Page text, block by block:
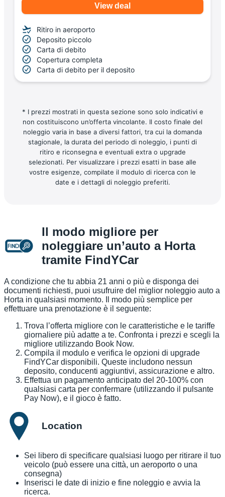
View deal
Ritiro in aeroporto
Deposito piccolo
Carta di debito
Copertura completa
Carta di debito per il deposito
* I prezzi mostrati in questa sezione sono solo indicativi e
non costituiscono un’offerta vincolante. Il costo finale del
noleggio varia in base a diversi fattori, tra cui la domanda
stagionale, la durata del periodo di noleggio, i punti di
ritiro e riconsegna e eventuali extra o upgrade
selezionati. Per visualizzare i prezzi esatti in base alle
vostre esigenze, compilate il modulo di ricerca con le
date e i dettagli di noleggio preferiti.
Il modo migliore per
noleggiare un’auto a Horta
tramite FindYCar
A condizione che tu abbia 21 anni o più e disponga dei
documenti richiesti, puoi usufruire del miglior noleggio auto a
Horta in qualsiasi momento. Il modo più semplice per
effettuare una prenotazione è il seguente:
Trova l’offerta migliore con le caratteristiche e le tariffe
giornaliere più adatte a te. Confronta i prezzi e scegli la
migliore utilizzando Book Now.
Compila il modulo e verifica le opzioni di upgrade
FindYCar disponibili. Queste includono nessun
deposito, conducenti aggiuntivi, assicurazione e altro.
Effettua un pagamento anticipato del 20-100% con
qualsiasi carta per confermare (utilizzando il pulsante
Pay Now), e il gioco è fatto.
Location
Sei libero di specificare qualsiasi luogo per ritirare il tuo
veicolo (può essere una città, un aeroporto o una
consegna)
Inserisci le date di inizio e fine noleggio e avvia la
ricerca.